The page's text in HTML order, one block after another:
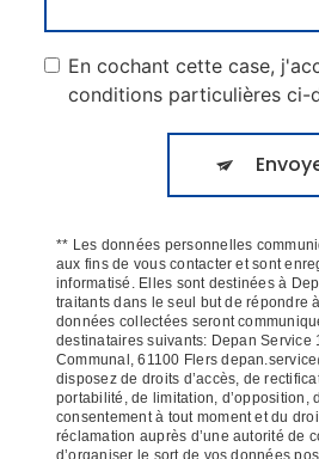
En cochant cette case,
conditions particulières ci-
** Les données personnelles
aux fins de vous contacter et sont
informatisé. Elles sont destinées à
traitants dans le seul but de répondre
données collectées seront
destinataires suivants: Depan Service
Communal, 61100 Flers
disposez de droits d’accès, de
portabilité, de limitation, d’opposition,
consentement à tout moment et du
réclamation auprès d’une autorité de
d’organiser le sort de vos données